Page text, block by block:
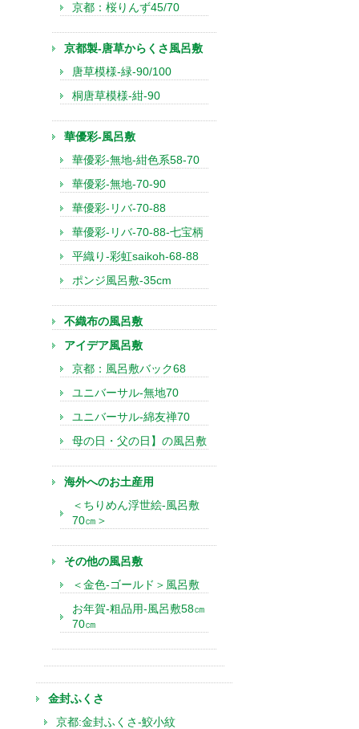
京都：桜りんず45/70
京都製-唐草からくさ風呂敷
唐草模様-緑-90/100
桐唐草模様-紺-90
華優彩-風呂敷
華優彩-無地-紺色系58-70
華優彩-無地-70-90
華優彩-リバ-70-88
華優彩-リバ-70-88-七宝柄
平織り-彩虹saikoh-68-88
ポンジ風呂敷-35cm
不織布の風呂敷
アイデア風呂敷
京都：風呂敷バック68
ユニバーサル-無地70
ユニバーサル-綿友禅70
母の日・父の日】の風呂敷
海外へのお土産用
＜ちりめん浮世絵-風呂敷
70㎝＞
その他の風呂敷
＜金色-ゴールド＞風呂敷
お年賀-粗品用-風呂敷58㎝
70㎝
金封ふくさ
京都:金封ふくさ-鮫小紋